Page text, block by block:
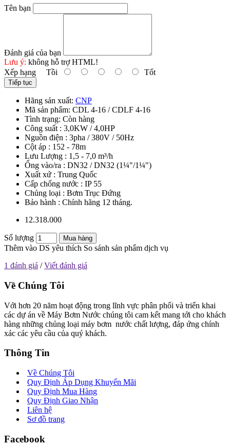
Tên bạn
Đánh giá của bạn
Lưu ý: không hỗ trợ HTML!
Xếp hạng Tồi Tốt
Tiếp tục
Hãng sản xuất: CNP
Mã sản phẩm: CDL 4-16 / CDLF 4-16
Tình trạng: Còn hàng
Công suất : 3,0KW / 4,0HP
Nguồn điện : 3pha / 380V / 50Hz
Cột áp : 152 - 78m
Lưu Lượng : 1,5 - 7,0 m³/h
Ống vào/ra : DN32 / DN32 (1¼"/1¼")
Xuất xứ : Trung Quốc
Cấp chống nước : IP 55
Chủng loại : Bơm Trục Đứng
Bảo hành : Chính hãng 12 tháng.
12.318.000
Số lượng Mua hàng
Thêm vào DS yêu thích So sánh sản phẩm dịch vụ
1 đánh giá /Viết đánh giá
Về Chúng Tôi
Với hơn 20 năm hoạt động trong lĩnh vực phân phối và triển khai
các dự án về Máy Bơm Nước chúng tôi cam kết mang tới cho khách
hàng những chủng loại máy bơm nước chất lượng, đáp ứng chính
xác các yêu cầu của quý khách.
Thông Tin
Về Chúng Tôi
Quy Định Áp Dụng Khuyến Mãi
Quy Định Mua Hàng
Quy Định Giao Nhận
Liên hệ
Sơ đồ trang
Facebook